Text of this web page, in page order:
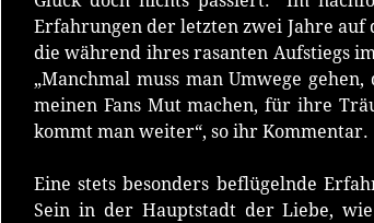
Erfahrungen der letzten zwei Jahre auf
die während ihres rasanten Aufstiegs
„Manchmal muss man Umwege
meinen Fans Mut machen, für ihre
kommt man weiter“, so ihr Kommentar.
Eine stets besonders beflügelnde
Sein in der Hauptstadt der Liebe,